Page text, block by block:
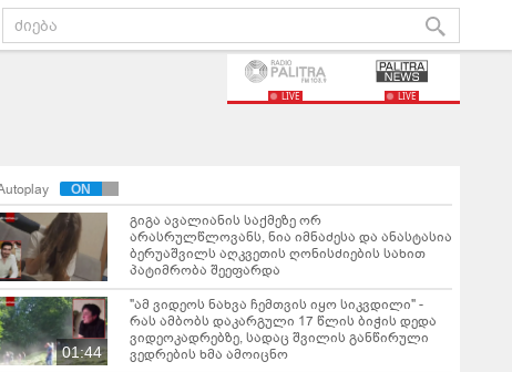
LIVE LIVE
გიგა ავალიანის საქმეზე ორ
არასრულწლოვანს, ნია იმნაძესა და ანასტასია
ბერუაშვილს აღკვეთის ღონისძიების სახით
პატიმრობა შეეფარდა
01:44
"ამ ვიდეოს ნახვა ჩემთვის იყო სიკვდილი" -
რას ამბობს დაკარგული 17 წლის ბიჭის დედა
ვიდეოკადრებზე, სადაც შვილის განწირული
ვედრების ხმა ამოიცნო